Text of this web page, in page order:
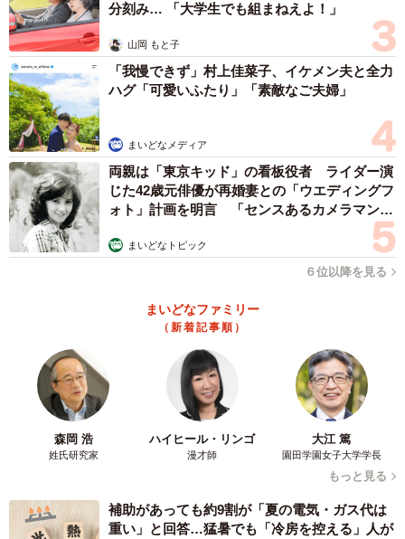
3/3
飼い主さんの枕を使って眠る、みやびくん（画像提供：ふみさん）
分刻み… 「大学生でも組まねえよ！」
山岡 もと子
「我慢できず」村上佳菜子、イケメン夫と全力
ハグ「可愛いふたり」「素敵なご夫婦」
まいどなメディア
両親は「東京キッド」の看板役者 ライダー演
じた42歳元俳優が再婚妻との「ウエディングフ
ォト」計画を明言 「センスあるカメラマン求
まいどなトピック
６位以降を見る
まいどなファミリー
（新着記事順）
森岡 浩
姓氏研究家
ハイヒール・リンゴ
漫才師
大江 篤
園田学園女子大学学長
もっと見る
補助があっても約9割が「夏の電気・ガス代は
重い」と回答…猛暑でも「冷房を控える」人が